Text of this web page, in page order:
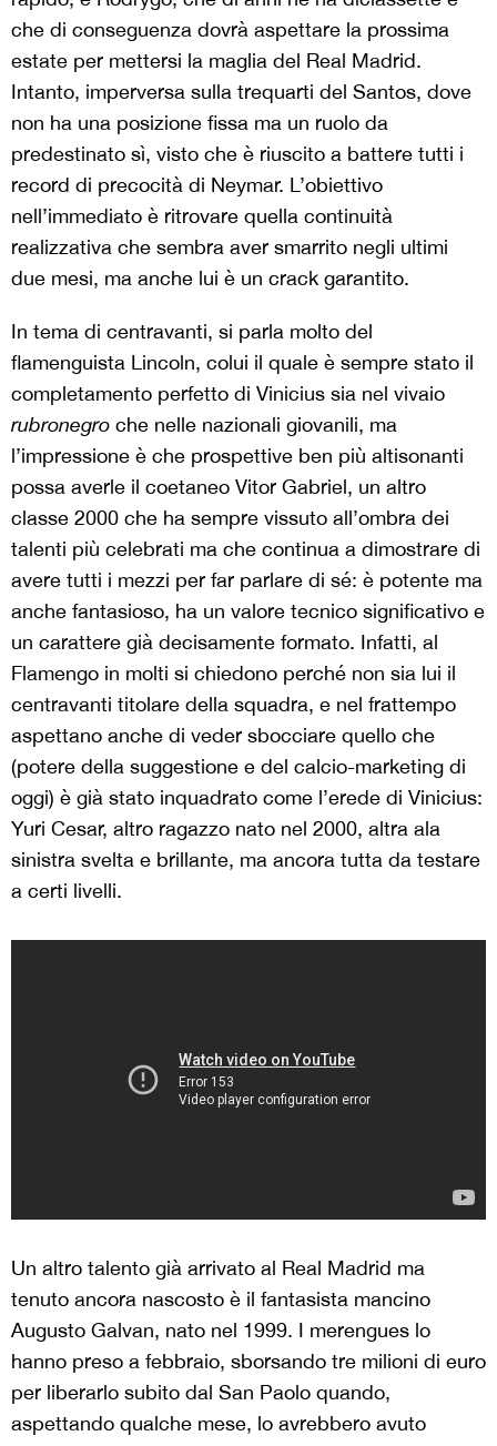
che di conseguenza dovrà aspettare la prossima
estate per mettersi la maglia del Real Madrid.
Intanto, imperversa sulla trequarti del Santos, dove
non ha una posizione fissa ma un ruolo da
predestinato sì, visto che è riuscito a battere tutti i
record di precocità di Neymar. L’obiettivo
nell’immediato è ritrovare quella continuità
realizzativa che sembra aver smarrito negli ultimi
due mesi, ma anche lui è un crack garantito.
In tema di centravanti, si parla molto del
flamenguista Lincoln, colui il quale è sempre stato il
completamento perfetto di Vinicius sia nel vivaio
rubronegro che nelle nazionali giovanili, ma
l’impressione è che prospettive ben più altisonanti
possa averle il coetaneo Vitor Gabriel, un altro
classe 2000 che ha sempre vissuto all’ombra dei
talenti più celebrati ma che continua a dimostrare di
avere tutti i mezzi per far parlare di sé: è potente ma
anche fantasioso, ha un valore tecnico significativo e
un carattere già decisamente formato. Infatti, al
Flamengo in molti si chiedono perché non sia lui il
centravanti titolare della squadra, e nel frattempo
aspettano anche di veder sbocciare quello che
(potere della suggestione e del calcio-marketing di
oggi) è già stato inquadrato come l’erede di Vinicius:
Yuri Cesar, altro ragazzo nato nel 2000, altra ala
sinistra svelta e brillante, ma ancora tutta da testare
a certi livelli.
Un altro talento già arrivato al Real Madrid ma
tenuto ancora nascosto è il fantasista mancino
Augusto Galvan, nato nel 1999. I merengues lo
hanno preso a febbraio, sborsando tre milioni di euro
per liberarlo subito dal San Paolo quando,
aspettando qualche mese, lo avrebbero avuto